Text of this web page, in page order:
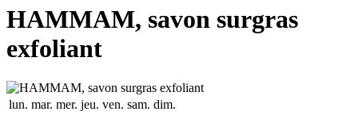
HAMMAM, savon surgras
exfoliant
lun. mar. mer. jeu. ven. sam. dim.